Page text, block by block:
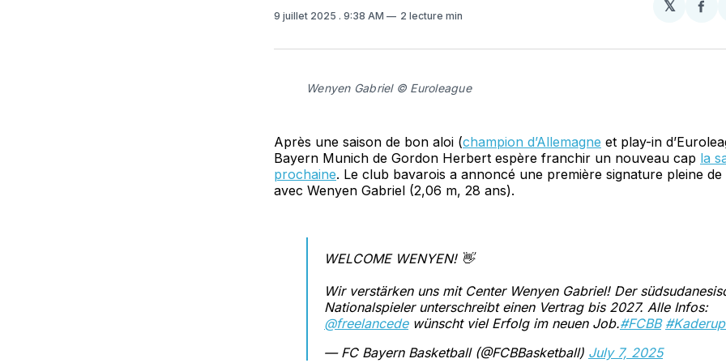
9 juillet 2025 . 9:38 AM 2 lecture min
𝕏
Wenyen Gabriel © Euroleague
Après une saison de bon aloi (champion d’Allemagne et play-in
Bayern Munich de Gordon Herbert espère franchir un nouveau cap la
prochaine. Le club bavarois a annoncé une première signature pleine de
avec Wenyen Gabriel (2,06 m, 28 ans).
WELCOME WENYEN! 👋
Wir verstärken uns mit Center Wenyen Gabriel! Der
Nationalspieler unterschreibt einen Vertrag bis 2027. Alle Infos:
@freelancedewünscht viel Erfolg im neuen Job.#FCBB
— FC Bayern Basketball (@FCBBasketball) July 7, 2025